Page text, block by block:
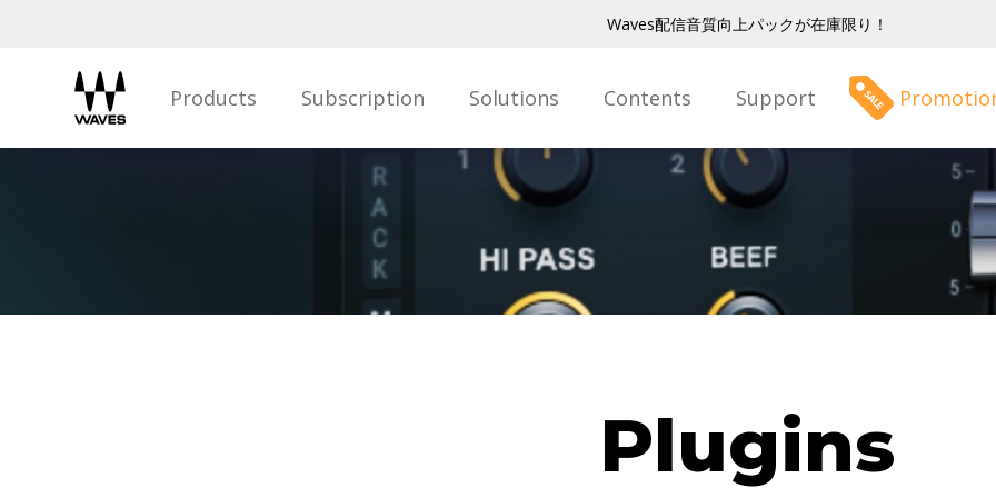
Waves配信音質向上パックが在庫限り！
Products Subscription Solutions Contents Support
Plugins